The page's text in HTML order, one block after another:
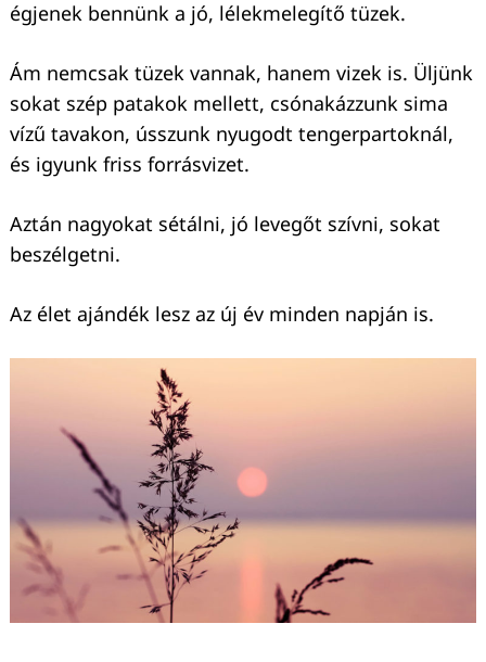
égjenek bennünk a jó, lélekmelegítő tüzek.
Ám nemcsak tüzek vannak, hanem vizek is. Üljünk
sokat szép patakok mellett, csónakázzunk sima
vízű tavakon, ússzunk nyugodt tengerpartoknál,
és igyunk friss forrásvizet.
Aztán nagyokat sétálni, jó levegőt szívni, sokat
beszélgetni.
Az élet ajándék lesz az új év minden napján is.